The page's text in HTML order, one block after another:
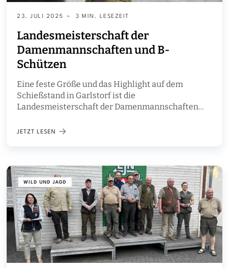
23. JULI 2025 3 MIN. LESEZEIT
Landesmeisterschaft der
Damenmannschaften und B-
Schützen
Eine feste Größe und das Highlight auf dem
Schießstand in Garlstorf ist die
Landesmeisterschaft der Damenmannschaften
sorgten rund 240 Teilnehmer für spannende
JETZT LESEN
WILD UND JAGD